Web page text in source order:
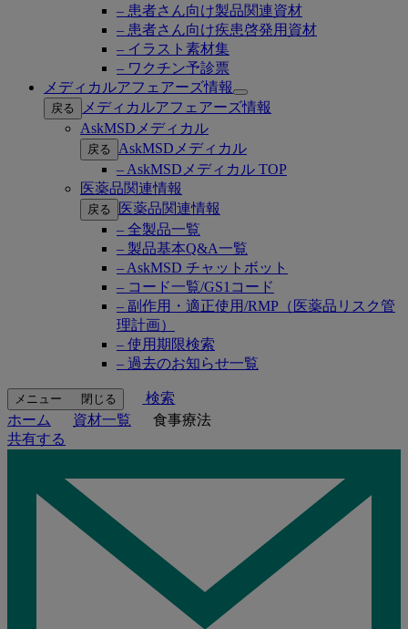
– 患者さん向け製品関連資材
– 患者さん向け疾患啓発用資材
– イラスト素材集
– ワクチン予診票
メディカルアフェアーズ情報
Open
submenu
戻る
メディカルアフェアーズ情報
AskMSDメディカル
戻る
AskMSDメディカル
– AskMSDメディカル TOP
医薬品関連情報
戻る
医薬品関連情報
– 全製品一覧
– 製品基本Q&A一覧
– AskMSD チャットボット
– コード一覧/GS1コード
– 副作用・適正使用/RMP（医薬品リスク管
理計画）
– 使用期限検索
– 過去のお知らせ一覧
メニュー 閉じる
検索
ホーム
資材一覧
食事療法
共有する